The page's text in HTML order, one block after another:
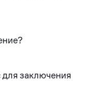
заключения